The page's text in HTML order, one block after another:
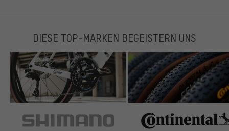
DIESE TOP-MARKEN BEGEISTERN UNS